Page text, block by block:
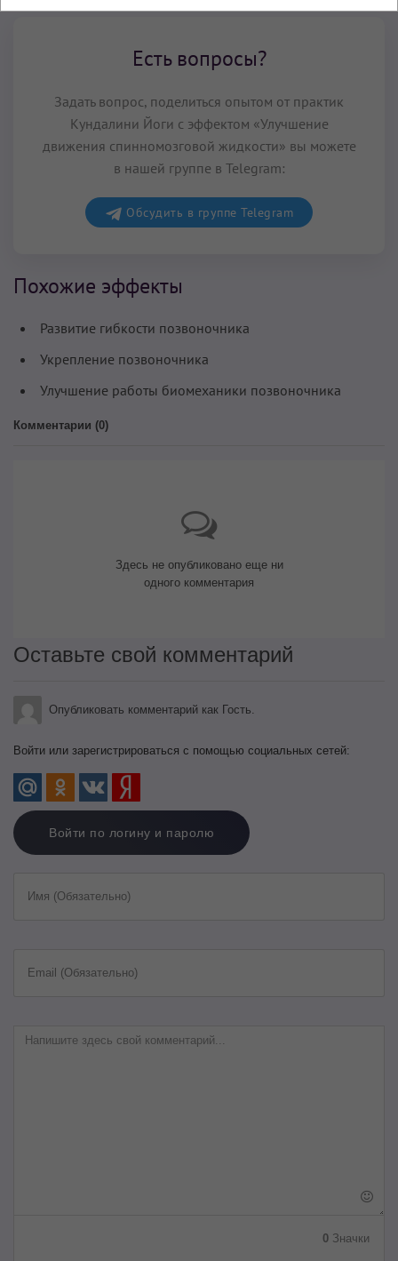
Есть вопросы?
Задать вопрос, поделиться опытом от практик
Кундалини Йоги с эффектом «Улучшение
движения спинномозговой жидкости» вы можете
в нашей группе в Telegram:
Обсудить в группе Telegram
Похожие эффекты
Развитие гибкости позвоночника
Укрепление позвоночника
Улучшение работы биомеханики позвоночника
Комментарии (0)
Здесь не опубликовано еще ни
одного комментария
Оставьте свой комментарий
Опубликовать комментарий как Гость.
Войти или зарегистрироваться с помощью социальных сетей:
Войти по логину и паролю
Имя (Обязательно)
Email (Обязательно)
0 Значки